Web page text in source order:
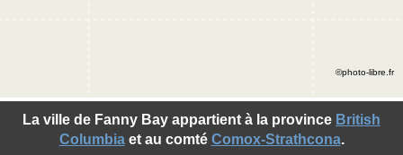
La ville de Fanny Bay appartient à la province British
Columbiaet au comté Comox-Strathcona.
©photo-libre.fr